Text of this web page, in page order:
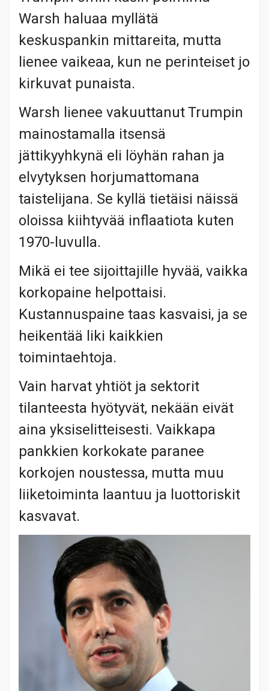
Warsh haluaa myllätä
keskuspankin mittareita, mutta
lienee vaikeaa, kun ne perinteiset jo
kirkuvat punaista.
Warsh lienee vakuuttanut Trumpin
mainostamalla itsensä
jättikyyhkynä eli löyhän rahan ja
elvytyksen horjumattomana
taistelijana. Se kyllä tietäisi näissä
oloissa kiihtyvää inflaatiota kuten
1970-luvulla.
Mikä ei tee sijoittajille hyvää, vaikka
korkopaine helpottaisi.
Kustannuspaine taas kasvaisi, ja se
heikentää liki kaikkien
toimintaehtoja.
Vain harvat yhtiöt ja sektorit
tilanteesta hyötyvät, nekään eivät
aina yksiselitteisesti. Vaikkapa
pankkien korkokate paranee
korkojen noustessa, mutta muu
liiketoiminta laantuu ja luottoriskit
kasvavat.